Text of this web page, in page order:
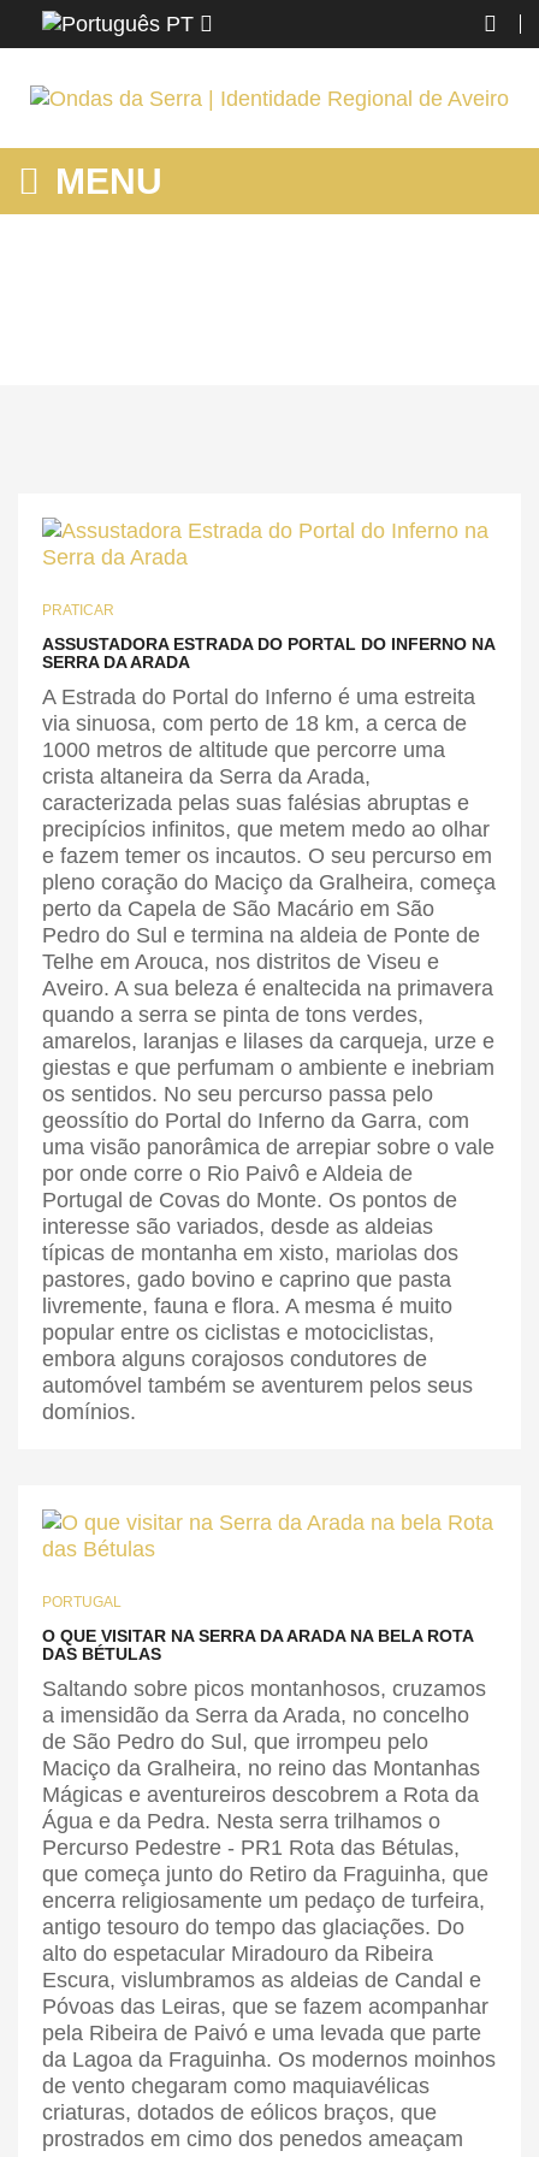
PT
MENU
PRATICAR
ASSUSTADORA ESTRADA DO PORTAL DO INFERNO NA
SERRA DA ARADA
A Estrada do Portal do Inferno é uma estreita
via sinuosa, com perto de 18 km, a cerca de
1000 metros de altitude que percorre uma
crista altaneira da Serra da Arada,
caracterizada pelas suas falésias abruptas e
precipícios infinitos, que metem medo ao olhar
e fazem temer os incautos. O seu percurso em
pleno coração do Maciço da Gralheira, começa
perto da Capela de São Macário em São
Pedro do Sul e termina na aldeia de Ponte de
Telhe em Arouca, nos distritos de Viseu e
Aveiro. A sua beleza é enaltecida na primavera
quando a serra se pinta de tons verdes,
amarelos, laranjas e lilases da carqueja, urze e
giestas e que perfumam o ambiente e inebriam
os sentidos. No seu percurso passa pelo
geossítio do Portal do Inferno da Garra, com
uma visão panorâmica de arrepiar sobre o vale
por onde corre o Rio Paivô e Aldeia de
Portugal de Covas do Monte. Os pontos de
interesse são variados, desde as aldeias
típicas de montanha em xisto, mariolas dos
pastores, gado bovino e caprino que pasta
livremente, fauna e flora. A mesma é muito
popular entre os ciclistas e motociclistas,
embora alguns corajosos condutores de
automóvel também se aventurem pelos seus
domínios.
PORTUGAL
O QUE VISITAR NA SERRA DA ARADA NA BELA ROTA
DAS BÉTULAS
Saltando sobre picos montanhosos, cruzamos
a imensidão da Serra da Arada, no concelho
de São Pedro do Sul, que irrompeu pelo
Maciço da Gralheira, no reino das Montanhas
Mágicas e aventureiros descobrem a Rota da
Água e da Pedra. Nesta serra trilhamos o
Percurso Pedestre - PR1 Rota das Bétulas,
que começa junto do Retiro da Fraguinha, que
encerra religiosamente um pedaço de turfeira,
antigo tesouro do tempo das glaciações. Do
alto do espetacular Miradouro da Ribeira
Escura, vislumbramos as aldeias de Candal e
Póvoas das Leiras, que se fazem acompanhar
pela Ribeira de Paivó e uma levada que parte
da Lagoa da Fraguinha. Os modernos moinhos
de vento chegaram como maquiavélicas
criaturas, dotados de eólicos braços, que
prostrados em cimo dos penedos ameaçam